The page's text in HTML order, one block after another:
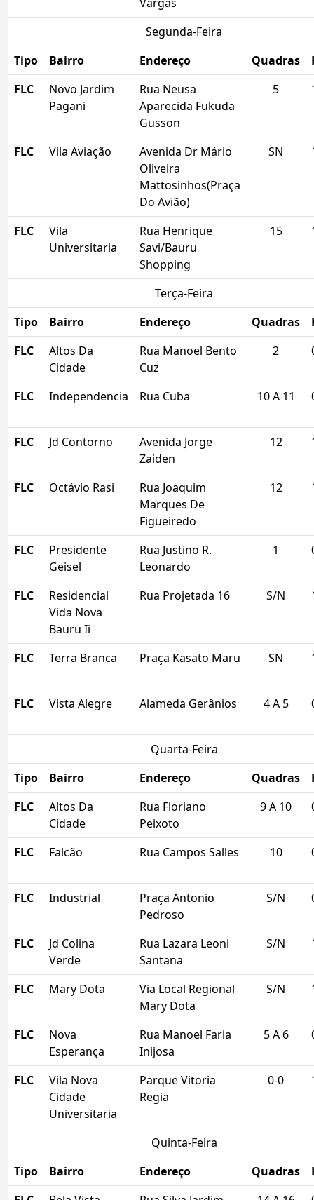
Segunda-Feira
Tipo
Bairro Endereço Quadras
FLC
Novo Jardim
Pagani
Rua Neusa
Aparecida Fukuda
Gusson
5
FLC Vila Aviação
Avenida Dr Mário
Oliveira
Mattosinhos(Praça
Do Avião)
SN
FLC
Vila
Universitaria
Rua Henrique
Savi/Bauru
Shopping
15
Terça-Feira
Tipo
Bairro Endereço Quadras
FLC
Altos Da
Cidade
Rua Manoel Bento
Cuz
2
FLC Independencia Rua Cuba 10 A 11
FLC Jd Contorno
Avenida Jorge
Zaiden
12
FLC Octávio Rasi
Rua Joaquim
Marques De
Figueiredo
12
FLC
Presidente
Geisel
Rua Justino R.
Leonardo
1
FLC
Residencial
Vida Nova
Bauru Ii
Rua Projetada 16 S/N
FLC Terra Branca Praça Kasato Maru SN
FLC Vista Alegre Alameda Gerânios 4 A 5
Quarta-Feira
Tipo
Bairro Endereço Quadras
FLC
Altos Da
Cidade
Rua Floriano
Peixoto
9 A 10
FLC Falcão Rua Campos Salles 10
FLC Industrial
Praça Antonio
Pedroso
S/N
FLC
Jd Colina
Verde
Rua Lazara Leoni
Santana
S/N
FLC Mary Dota
Via Local Regional
Mary Dota
S/N
FLC
Nova
Esperança
Rua Manoel Faria
Inijosa
5 A 6
FLC
Vila Nova
Cidade
Universitaria
Parque Vitoria
Regia
0-0
Quinta-Feira
Tipo
Bairro Endereço Quadras